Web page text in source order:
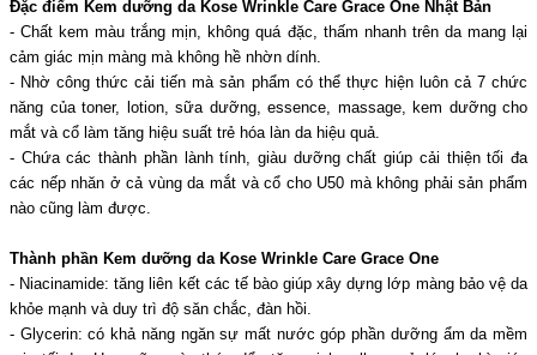
Đặc điểm Kem dưỡng da Kose Wrinkle Care Grace One Nhật Bản
- Chất kem màu trắng mịn, không quá đặc, thấm nhanh trên da mang lại
cảm giác mịn màng mà không hề nhờn dính.
- Nhờ công thức cải tiến mà sản phẩm có thể thực hiện luôn cả 7 chức
năng của toner, lotion, sữa dưỡng, essence, massage, kem dưỡng cho
mắt và cổ làm tăng hiệu suất trẻ hóa làn da hiệu quả.
- Chứa các thành phần lành tính, giàu dưỡng chất giúp cải thiện tối đa
các nếp nhăn ở cả vùng da mắt và cổ cho U50 mà không phải sản phẩm
nào cũng làm được.
Thành phần Kem dưỡng da Kose Wrinkle Care Grace One
- Niacinamide: tăng liên kết các tế bào giúp xây dựng lớp màng bảo vệ da
khỏe mạnh và duy trì độ săn chắc, đàn hồi.
- Glycerin: có khả năng ngăn sự mất nước góp phần dưỡng ẩm da mềm